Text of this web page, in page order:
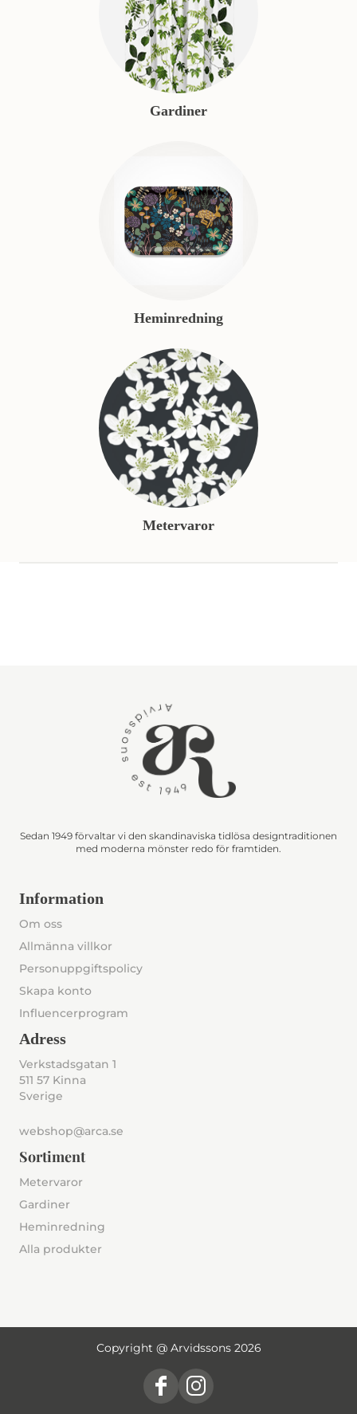
Gardiner
Heminredning
Metervaror
Sedan 1949 förvaltar vi den skandinaviska tidlösa designtraditionen
med moderna mönster redo för framtiden.
Information
Om oss
Allmänna villkor
Personuppgiftspolicy
Skapa konto
Influencerprogram
Adress
Verkstadsgatan 1
511 57 Kinna
Sverige
webshop@arca.se
Sortiment
Metervaror
Gardiner
Heminredning
Alla produkter
Copyright @ Arvidssons 2026